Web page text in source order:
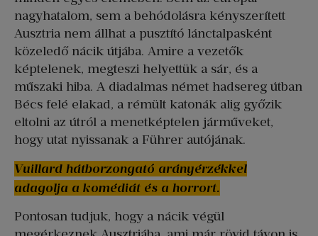
nagyhatalom, sem a behódolásra kényszerített
Ausztria nem állhat a pusztító lánctalpasként
közeledő nácik útjába. Amire a vezetők
képtelenek, megteszi helyettük a sár, és a
műszaki hiba. A diadalmas német hadsereg útban
Bécs felé elakad, a rémült katonák alig győzik
eltolni az útról a menetképtelen járműveket,
hogy utat nyissanak a Führer autójának.
Vuillard hátborzongató arányérzékkel
adagolja a komédiát és a horrort.
Pontosan tudjuk, hogy a nácik végül